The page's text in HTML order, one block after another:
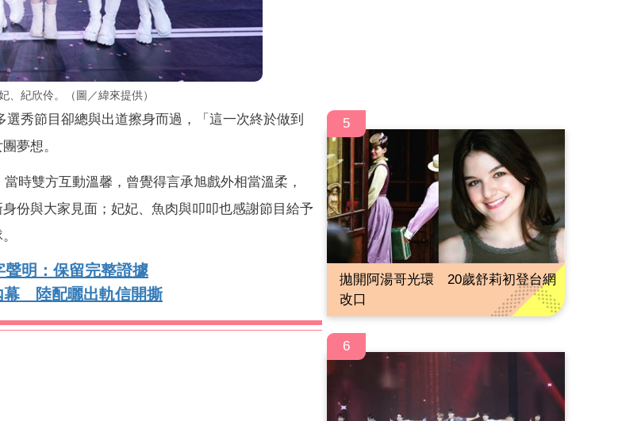
、紀欣伶。（圖／緯來提供）
秀節目卻總與出道擦身而過，「這一次終於做到
夢想。
時雙方互動溫馨，曾覺得言承旭戲外相當溫柔，
份與大家見面；妃妃、魚肉與叩叩也感謝節目給予
明：保留完整證據
幕 陸配曬出軌信開撕
5
拋開阿湯哥光環 20歲舒莉初登台網
改口
6